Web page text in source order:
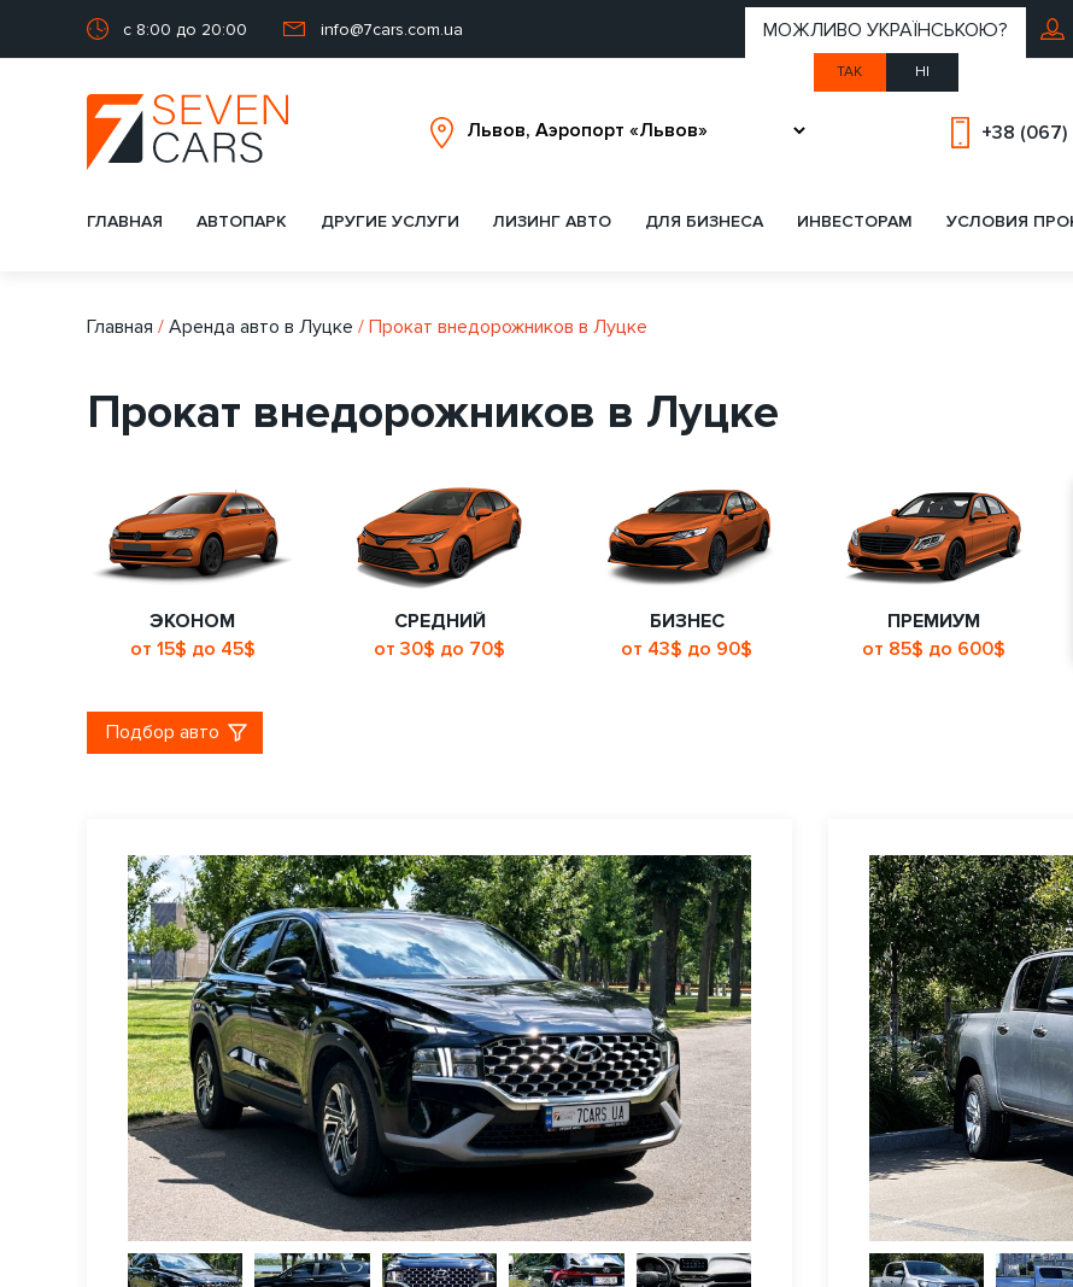
с 8:00 до 20:00 info@7cars.com.ua МОЖЛИВО УКРАЇНСЬКОЮ?
ТАК НІ
+38
ГЛАВНАЯ АВТОПАРК ДРУГИЕ УСЛУГИ ЛИЗИНГ АВТО ДЛЯ БИЗНЕСА ИНВЕСТОРАМ УСЛОВИЯ
Главная / Аренда авто в Луцке / Прокат внедорожников в Луцке
Прокат внедорожников в Луцке
ЭКОНОМ
от 15$ до 45$
СРЕДНИЙ
от 30$ до 70$
БИЗНЕС
от 43$ до 90$
ПРЕМИУМ
от 85$ до 600$
Подбор авто